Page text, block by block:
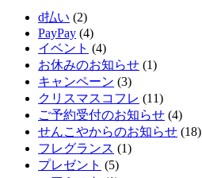
d払い (2)
PayPay (4)
イベント (4)
お休みのお知らせ (1)
キャンペーン (3)
クリスマスコフレ (11)
ご予約受付のお知らせ (4)
せんこやからのお知らせ (18)
フレグランス (1)
プレゼント (5)